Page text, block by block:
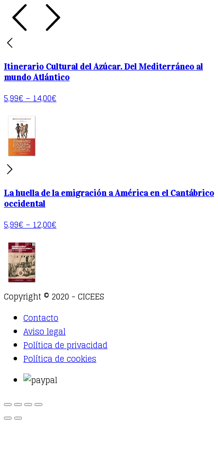
Itinerario Cultural del Azúcar. Del Mediterráneo al
mundo Atlántico
5,99€–14,00€
La huella de la emigración a América en el Cantábrico
occidental
5,99€–12,00€
Copyright © 2020 - CICEES
Contacto
Aviso legal
Política de privacidad
Política de cookies